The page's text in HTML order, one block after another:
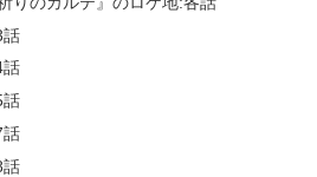
話
話
話
話
話